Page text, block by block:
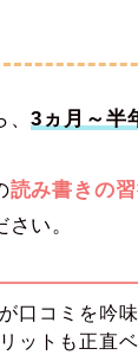
、3ヵ月～半
読み書きの
い。
口コミを吟
ットも正直